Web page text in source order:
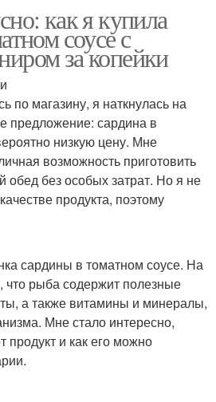
как я купила
соусе с
за копейки
по магазину, я наткнулась на
предложение: сардина в
низкую цену. Мне
возможность приготовить
обед без особых затрат. Но я не
продукта, поэтому
сардины в томатном соусе. На
что рыба содержит полезные
а также витамины и минералы,
Мне стало интересно,
продукт и как его можно